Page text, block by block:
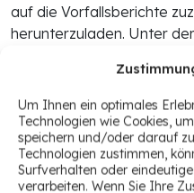
Um Ihnen ein optimales
Technologien wie Cookies,
speichern und/oder darauf
Technologien zustimmen,
Surfverhalten oder
verarbeiten. Wenn Sie Ihre
auf die Vorfallsberichte
herunterzuladen. Unter
Vorfallsbericht enthalten
des Vorfallsberichts
solche
interne Sicherheitszwecke
(a) Vervielfältigung und